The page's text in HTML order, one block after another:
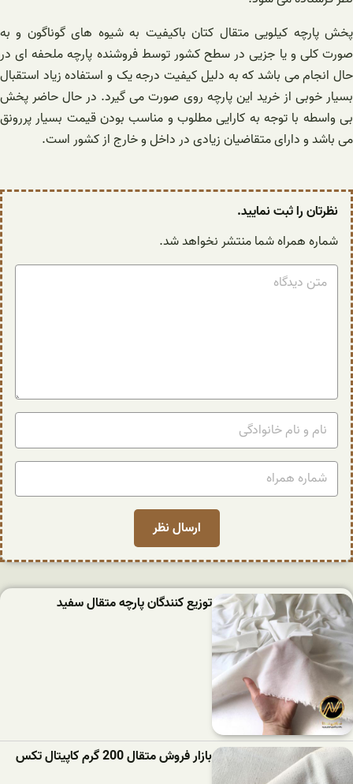
پخش پارچه کیلویی متقال کتان باکیفیت به شیوه های گوناگون و به
صورت کلی و یا جزیی‌ در سطح کشور توسط فروشنده پارچه ملحفه ای در
حال انجام می باشد که به دلیل کیفیت درجه یک و استفاده زیاد استقبال
بسیار خوبی از خرید این پارچه روی صورت می گیرد. در حال حاضر پخش
بی واسطه با توجه به کارایی مطلوب و مناسب بودن قیمت بسیار پررونق‌
می باشد و دارای متقاضیان زیادی در داخل و خارج از کشور است.
نظرتان را ثبت نمایید.
شماره همراه شما منتشر نخواهد شد.
توزیع کنندگان پارچه متقال سفید
بازار فروش متقال 200 گرم کاپیتال تکس